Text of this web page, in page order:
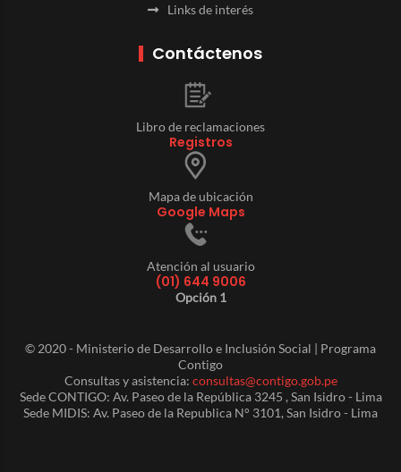
Links de interés
Contáctenos
Libro de reclamaciones
Registros
Mapa de ubicación
Google Maps
Atención al usuario
(01) 644 9006
Opción 1
© 2020 - Ministerio de Desarrollo e Inclusión Social | Programa
Contigo
Consultas y asistencia: consultas@contigo.gob.pe
Sede CONTIGO: Av. Paseo de la República 3245 , San Isidro - Lima
Sede MIDIS: Av. Paseo de la Republica N° 3101, San Isidro - Lima